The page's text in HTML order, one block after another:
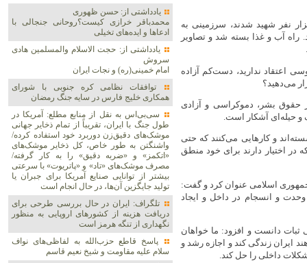
نفر شهید شدند، سرزمینی به
آب و غذا بسته شد و تصاویر
اعتقاد ندارید، دست‌کم آزاده
می‌دهید؟
حقوق بشر، دموکراسی و آزادی
و حیله‌ای آشکار است.
و کارهایی می‌کنند که حتی
اختیار دارند برای خود منطق
اسلامی عنوان کرد و گفت:
و انسجام در داخل و ایجاد
دانست و افزود: ما خواهان
ایران زندگی کند و اجازه رشد و
داخلی را حل کند.
یادداشتی از: حسن ظهوری
محمدباقر خرازی کیست؟روحانی جنجالی با
ادعاها و ایده‌های تخیلی
یادداشتی از: حجت الاسلام والمسلمین هادی
سروش
امام خمینی(ره) و نجات ایران
توافقات نظامی کره جنوبی با شورای
همکاری خلیج فارس در سایه جنگ رمضان
سی‌بی‌اس به نقل از منابع مطلع: آمریکا در
طول جنگ با ایران، تقریباً از تمام ذخایر جهانی
موشک‌های دقیق‌زن دوربرد خود استفاده کرده/
واشنگتن به طور خاص، کل ذخایر موشک‌های
«اتکمز» و «ضربه دقیق» را به کار گرفته/
مصرف موشک‌های «تاد» و «پاتریوت» با سرعتی
بیشتر از توانایی صنایع آمریکا برای جبران یا
تولید جایگزین آن‌ها، در حال انجام است
تلگراف: ایران در حال بررسی طرحی برای
دریافت هزینه از کشورهای اروپایی به منظور
نگهداری از تنگه هرمز است
پاسخ قاطع حزب‌الله به لفاظی‌های نواف
سلام علیه مقاومت و شیخ نعیم قاسم